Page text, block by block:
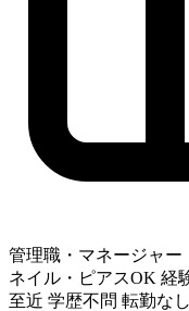
管理職・マネージャー
ネイル・ピアスOK 経
至近 学歴不問 転勤なし